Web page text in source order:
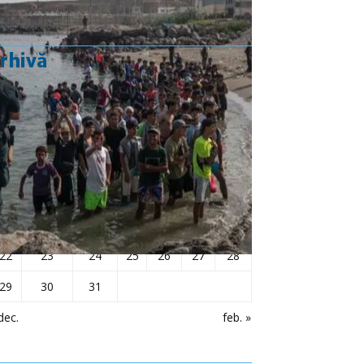
ianuarie 2024
L Ma Mi J V S D
feb. »
1 2 3 4 5 6
7
8
9 10 11 12 13
14
16 17 18 19 20
21
23 24 25 26 27
28
30 31